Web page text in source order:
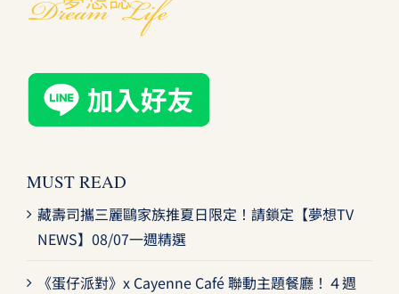
MUST READ
藏壽司攜三麗鷗家族推夏日限定！請鎖定【夢想TV
NEWS】08/07一週精選
《蛋仔派對》x Cayenne Café 聯動主題餐廳！４週